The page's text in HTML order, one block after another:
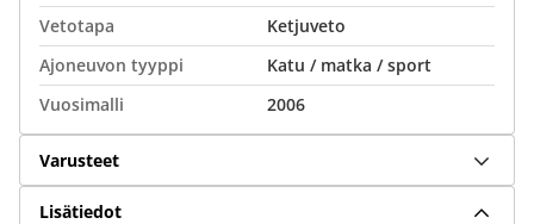
Vetotapa
Ketjuveto
Ajoneuvon tyyppi
Katu / matka / sport
Vuosimalli
2006
Varusteet
Lisätiedot